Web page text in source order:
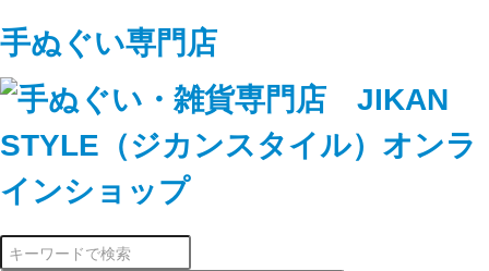
手ぬぐい専門店